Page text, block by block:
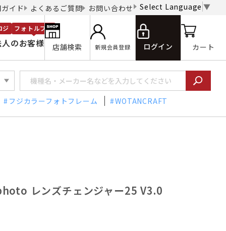
イド よくあるご質問 お問い合わせ Select Language ▼
のお客様
ジ フォトルプロ
店舗検索 新規会員登録 ログイン カート
フジカラーフォトフレーム WOTANCRAFT
レンズチェンジャー25 V3.0